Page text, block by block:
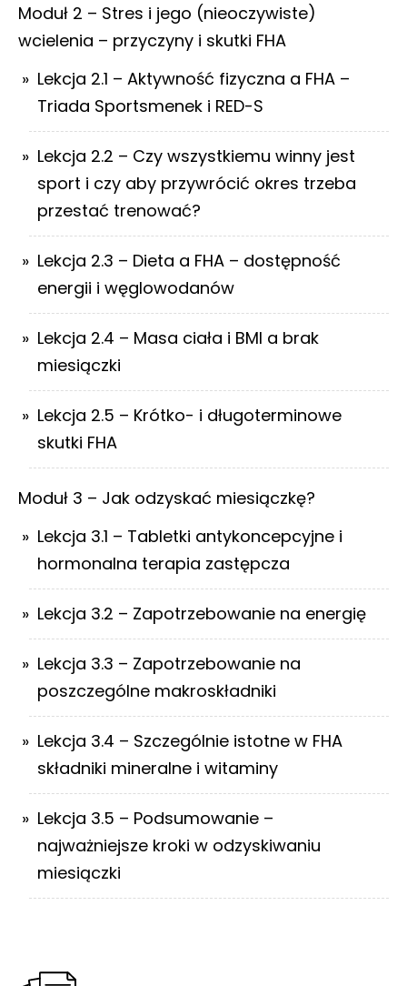
Moduł 2 – Stres i jego (nieoczywiste)
wcielenia – przyczyny i skutki FHA
Lekcja 2.1 – Aktywność fizyczna a FHA –
Triada Sportsmenek i RED-S
Lekcja 2.2 – Czy wszystkiemu winny jest
sport i czy aby przywrócić okres trzeba
przestać trenować?
Lekcja 2.3 – Dieta a FHA – dostępność
energii i węglowodanów
Lekcja 2.4 – Masa ciała i BMI a brak
miesiączki
Lekcja 2.5 – Krótko- i długoterminowe
skutki FHA
Moduł 3 – Jak odzyskać miesiączkę?
Lekcja 3.1 – Tabletki antykoncepcyjne i
hormonalna terapia zastępcza
Lekcja 3.2 – Zapotrzebowanie na energię
Lekcja 3.3 – Zapotrzebowanie na
poszczególne makroskładniki
Lekcja 3.4 – Szczególnie istotne w FHA
składniki mineralne i witaminy
Lekcja 3.5 – Podsumowanie –
najważniejsze kroki w odzyskiwaniu
miesiączki